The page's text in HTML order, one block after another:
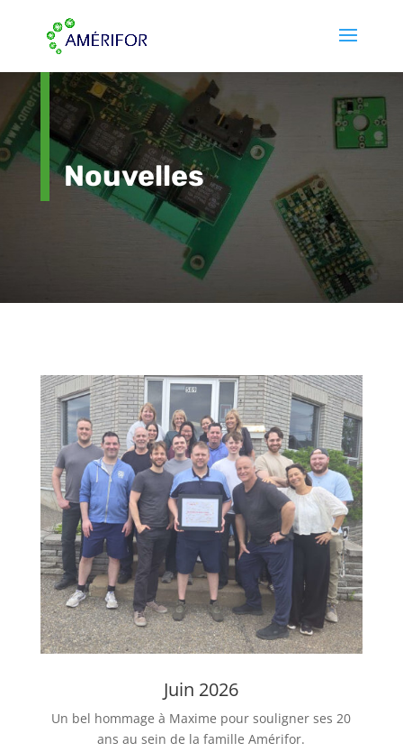
Nouvelles
Juin 2026
Un bel hommage à Maxime pour souligner ses 20
ans au sein de la famille Amérifor.